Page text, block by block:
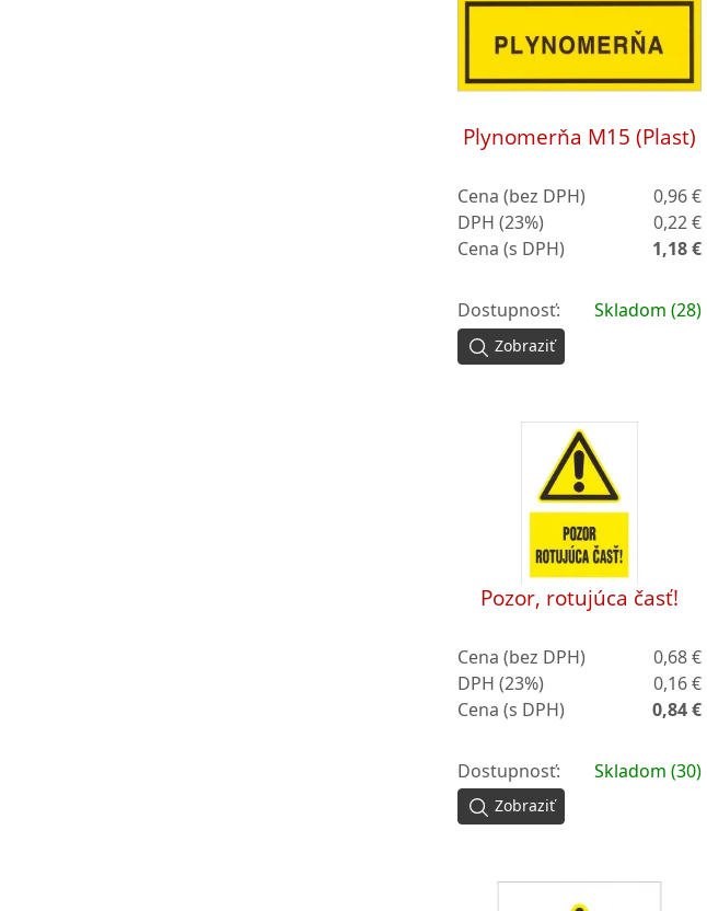
Plynomerňa M15 (Plast)
Cena (bez DPH)
0,96 €
DPH (23%)
0,22 €
Cena (s DPH)
1,18 €
Dostupnosť: Skladom (28)
Zobraziť
Pozor, rotujúca časť!
Cena (bez DPH)
0,68 €
DPH (23%)
0,16 €
Cena (s DPH)
0,84 €
Dostupnosť: Skladom (30)
Zobraziť